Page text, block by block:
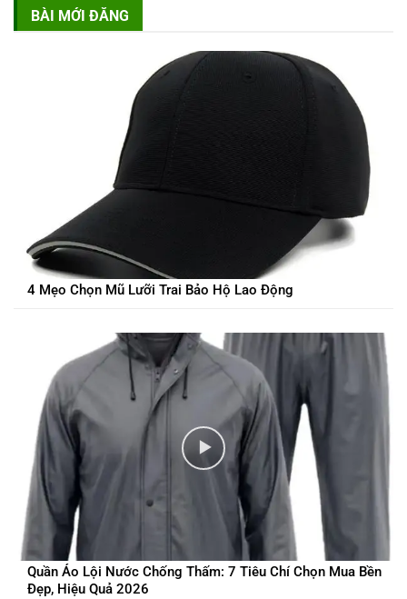
BÀI MỚI ĐĂNG
4 Mẹo Chọn Mũ Lưỡi Trai Bảo Hộ Lao Động
Quần Áo Lội Nước Chống Thấm: 7 Tiêu Chí Chọn Mua Bền
Đẹp, Hiệu Quả 2026